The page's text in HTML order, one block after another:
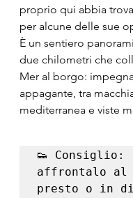
proprio qui abbia
per alcune delle sue
È un sentiero
due chilometri che
Mer al borgo:
appagante, tra
mediterranea e viste
👟 Consiglio:
affrontalo al
presto o in